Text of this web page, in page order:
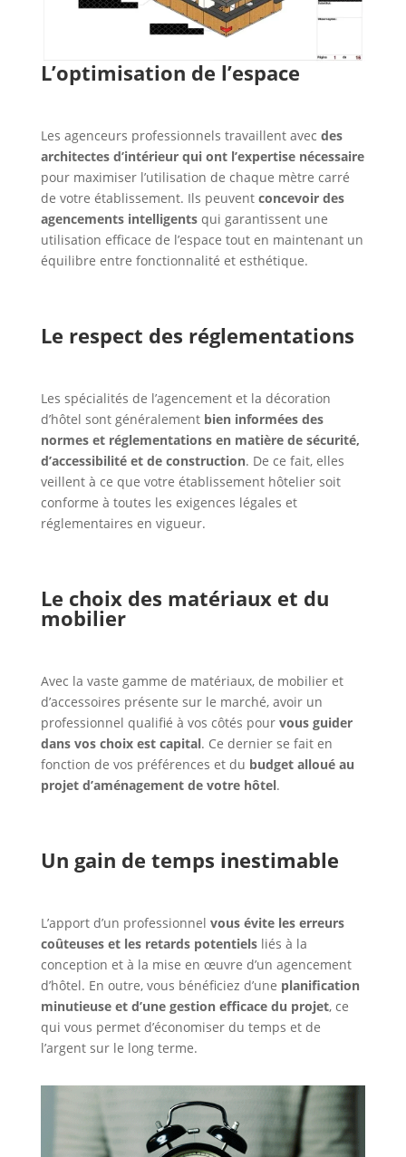
L’optimisation de l’espace
Les agenceurs professionnels travaillent avec des
architectes d’intérieur qui ont l’expertise nécessaire
pour maximiser l’utilisation de chaque mètre carré
de votre établissement. Ils peuvent concevoir des
agencements intelligentsqui garantissent une
utilisation efficace de l’espace tout en maintenant un
équilibre entre fonctionnalité et esthétique.
Le respect des réglementations
Les spécialités de l’agencement et la décoration
d’hôtel sont généralement bien informées des
normes et réglementations en matière de sécurité,
d’accessibilité et de construction. De ce fait, elles
veillent à ce que votre établissement hôtelier soit
conforme à toutes les exigences légales et
réglementaires en vigueur.
Le choix des matériaux et du
mobilier
Avec la vaste gamme de matériaux, de mobilier et
d’accessoires présente sur le marché, avoir un
professionnel qualifié à vos côtés pour vous guider
dans vos choix est capital. Ce dernier se fait en
fonction de vos préférences et du budget alloué au
projet d’aménagement de votre hôtel.
Un gain de temps inestimable
L’apport d’un professionnel vous évite les erreurs
coûteuses et les retards potentiels liés à la
conception et à la mise en œuvre d’un agencement
d’hôtel. En outre, vous bénéficiez d’une planification
minutieuse et d’une gestion efficace du projet, ce
qui vous permet d’économiser du temps et de
l’argent sur le long terme.